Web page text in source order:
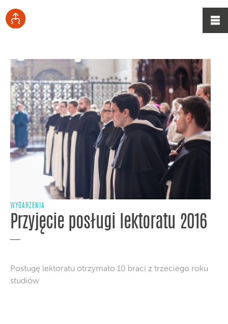
WYDARZENIA
Przyjęcie posługi lektoratu 2016
Posługę lektoratu otrzymało 10 braci z trzeciego roku
studiów